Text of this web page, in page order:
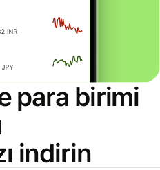
para birimi
indirin